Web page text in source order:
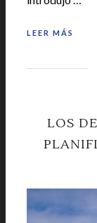
LEER MÁS
LOS